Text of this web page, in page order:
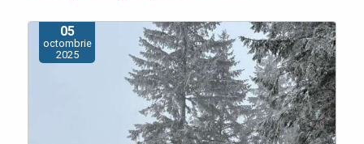
05
octombrie
2025